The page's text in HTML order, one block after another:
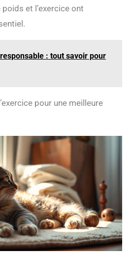
muscles fins et puissants et
poids 🐾POUR LES MAÎTRES
ASC pêche durable, Iams
à servir à chaque fois pour votre
chat
et l’exercice ont
: tout savoir pour
pour une meilleure